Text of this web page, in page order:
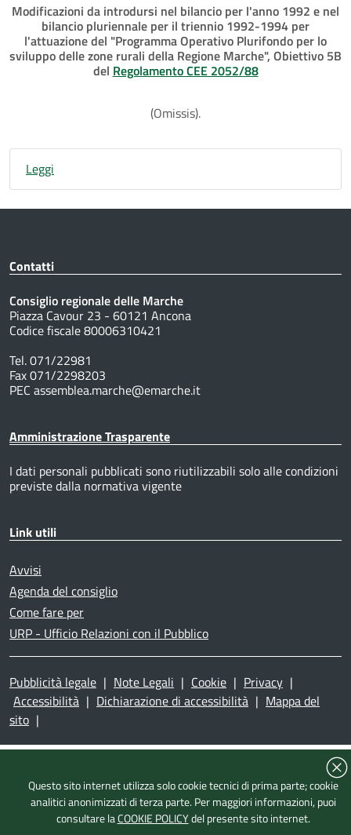
Modificazioni da introdursi nel bilancio per l'anno 1992 e nel
bilancio pluriennale per il triennio 1992-1994 per
l'attuazione del "Programma Operativo Plurifondo per lo
sviluppo delle zone rurali della Regione Marche", Obiettivo 5B
del Regolamento CEE 2052/88
(Omissis).
Leggi
Contatti
Consiglio regionale delle Marche
Piazza Cavour 23 - 60121 Ancona
Codice fiscale 80006310421
Tel. 071/22981
Fax 071/2298203
PEC assemblea.marche@emarche.it
Amministrazione Trasparente
I dati personali pubblicati sono riutilizzabili solo alle condizioni
previste dalla normativa vigente
Link utili
Avvisi
Agenda del consiglio
Come fare per
URP - Ufficio Relazioni con il Pubblico
Pubblicità legale | Note Legali | Cookie | Privacy |
Accessibilità | Dichiarazione di accessibilità | Mappa del
sito |
Questo sito internet utilizza solo cookie tecnici di prima parte; cookie
analitici anonimizzati di terza parte. Per maggiori informazioni, puoi
consultare laCOOKIE POLICYdel presente sito internet.